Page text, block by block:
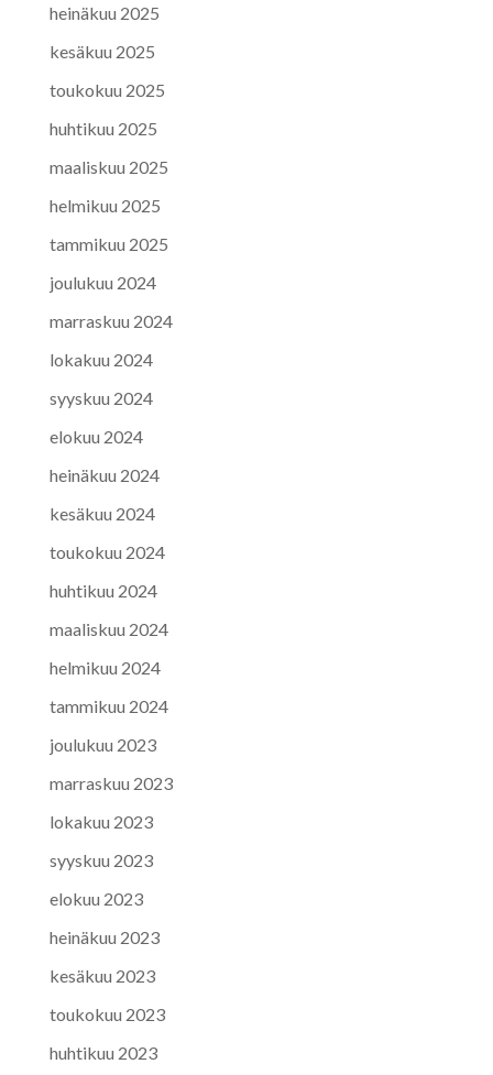
heinäkuu 2025
kesäkuu 2025
toukokuu 2025
huhtikuu 2025
maaliskuu 2025
helmikuu 2025
tammikuu 2025
joulukuu 2024
marraskuu 2024
lokakuu 2024
syyskuu 2024
elokuu 2024
heinäkuu 2024
kesäkuu 2024
toukokuu 2024
huhtikuu 2024
maaliskuu 2024
helmikuu 2024
tammikuu 2024
joulukuu 2023
marraskuu 2023
lokakuu 2023
syyskuu 2023
elokuu 2023
heinäkuu 2023
kesäkuu 2023
toukokuu 2023
huhtikuu 2023